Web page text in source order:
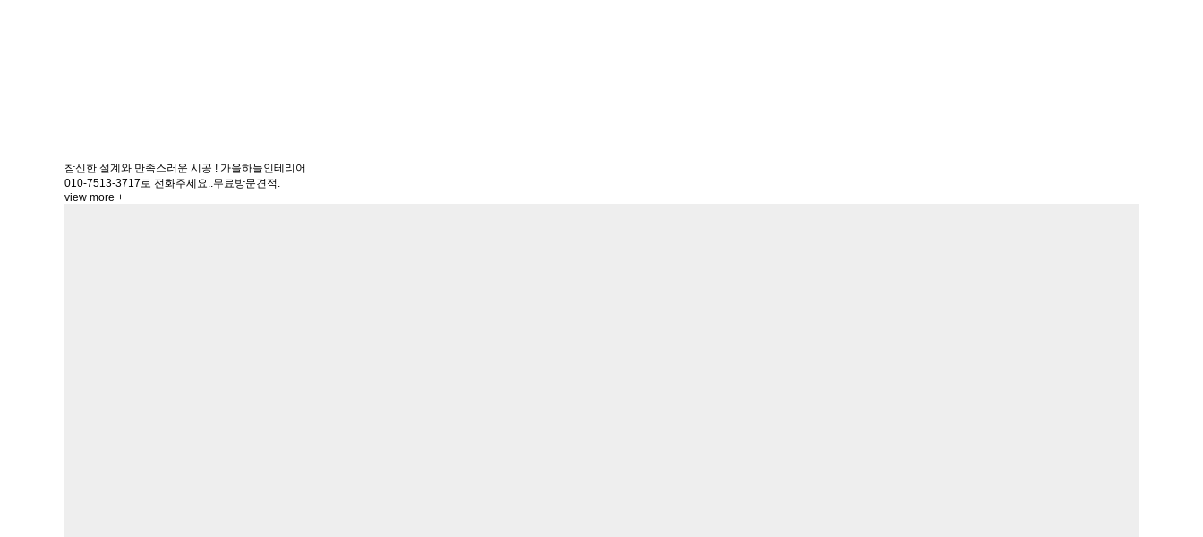
참신한 설계와 만족스러운 시공 ! 가을하늘인테리어
010-7513-3717로 전화주세요..무료방문견적.
view more +